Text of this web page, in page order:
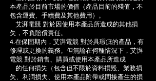
本產品於目前市場的價值（產品目前的殘值，不
包含運費、手續費及其他費用）。
艾湃電競 對於因使用本產品所造成的其他損
失，不負賠償責任。
4.在保固期內，艾湃電競 對於具瑕疵的產品，有
修理或更換的義務。但無論在何種情況下，艾湃
電競 對於銷售、購買或使用本產品所造成
的任何損失（包含但不限於資料損毀、業務損
失、利潤損失、使用本產品附帶或間接產生的損